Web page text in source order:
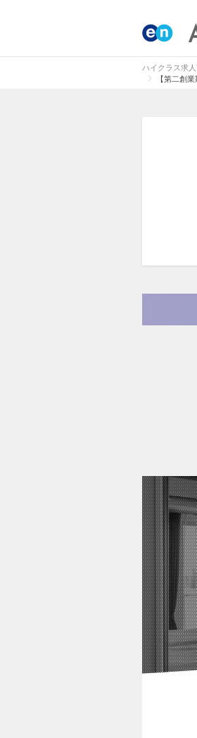
ハイクラス求
【第二創